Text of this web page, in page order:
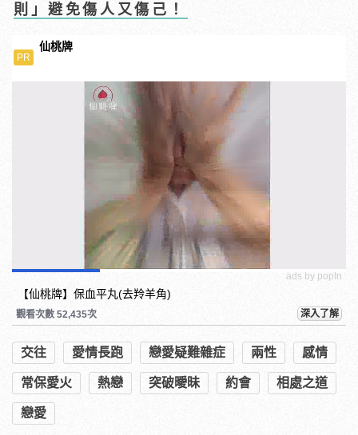
則」避免傷人又傷己！
PR
仙桃牌
ads by popIn
【仙桃牌】保血平丸(去羚羊角)
觀看次數 52,435次 深入了解
交往 愛情長跑 戀愛疑難雜症 兩性 感情
常保愛火 熱戀 突破曖昧 約會 相處之道
戀愛